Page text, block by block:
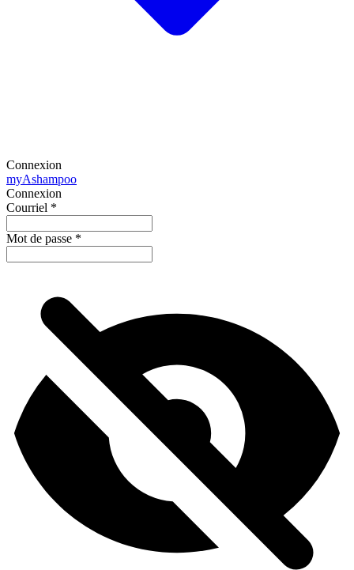
Connexion
myAshampoo
Connexion
Courriel *
Mot de passe *